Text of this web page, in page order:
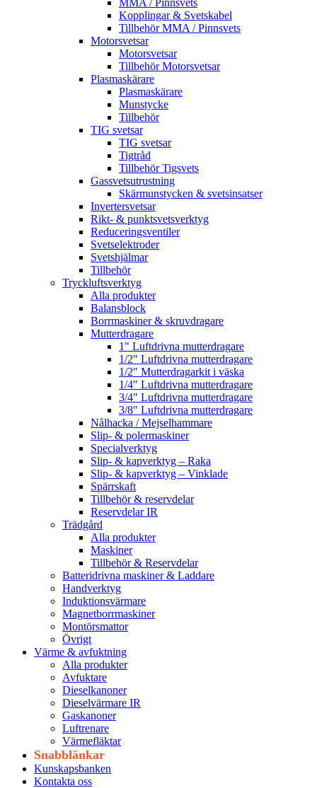
MMA / Pinnsvets
Kopplingar & Svetskabel
Tillbehör MMA / Pinnsvets
Motorsvetsar
Motorsvetsar
Tillbehör Motorsvetsar
Plasmaskärare
Plasmaskärare
Munstycke
Tillbehör
TIG svetsar
TIG svetsar
Tigtråd
Tillbehör Tigsvets
Gassvetsutrustning
Skärmunstycken & svetsinsatser
Invertersvetsar
Rikt- & punktsvetsverktyg
Reduceringsventiler
Svetselektroder
Svetshjälmar
Tillbehör
Tryckluftsverktyg
Alla produkter
Balansblock
Borrmaskiner & skruvdragare
Mutterdragare
1" Luftdrivna mutterdragare
1/2" Luftdrivna mutterdragare
1/2" Mutterdragarkit i väska
1/4" Luftdrivna mutterdragare
3/4" Luftdrivna mutterdragare
3/8" Luftdrivna mutterdragare
Nålhacka / Mejselhammare
Slip- & polermaskiner
Specialverktyg
Slip- & kapverktyg – Raka
Slip- & kapverktyg – Vinklade
Spärrskaft
Tillbehör & reservdelar
Reservdelar IR
Trädgård
Alla produkter
Maskiner
Tillbehör & Reservdelar
Batteridrivna maskiner & Laddare
Handverktyg
Induktionsvärmare
Magnetborrmaskiner
Montörsmattor
Övrigt
Värme & avfuktning
Alla produkter
Avfuktare
Dieselkanoner
Dieselvärmare IR
Gaskanoner
Luftrenare
Värmefläktar
Snabblänkar
Kunskapsbanken
Kontakta oss